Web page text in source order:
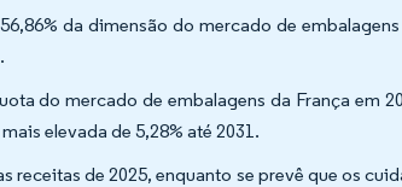
da dimensão do mercado de
do mercado de embalagens da França em
elevada de 5,28% até 2031.
de 2025, enquanto se prevê que os